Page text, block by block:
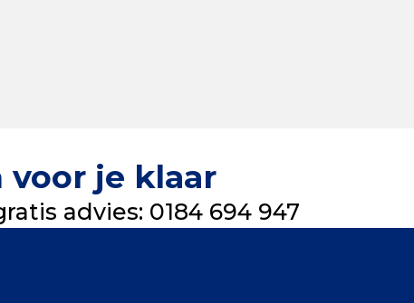
voor je klaar
advies: 0184 694 947